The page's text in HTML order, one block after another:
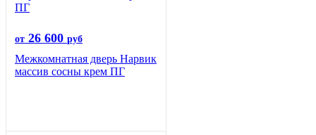
от 26 600 руб
Межкомнатная дверь Нарвик
массив сосны крем ПГ